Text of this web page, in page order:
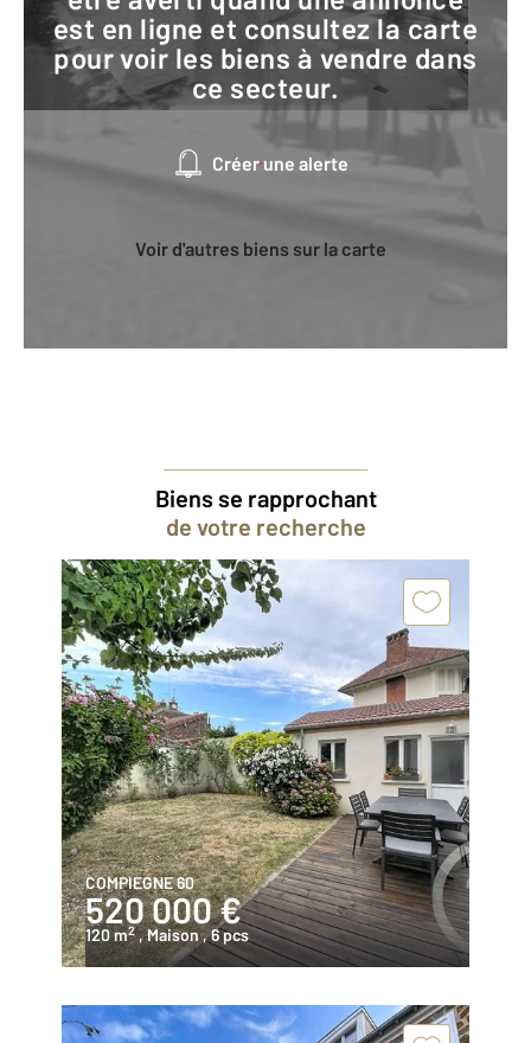
est en ligne et consultez la carte
pour voir les biens à vendre dans
ce secteur.
Créer une alerte
Voir d'autres biens sur la carte
Biens se rapprochant
de votre recherche
COMPIEGNE 60
520 000 €
120 m2 , Maison, 6 pcs